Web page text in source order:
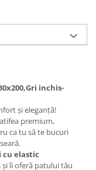
inchis-
și eleganță!
premium,
ca tu să te bucuri
cu elastic
și îi oferă patului tău